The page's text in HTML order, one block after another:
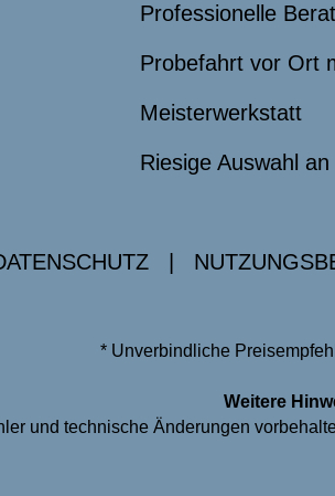
Professionelle
Probefahrt vor Ort
Meisterwerkstatt
Riesige Auswahl
* Unverbindliche
Weitere
und technische Änderungen